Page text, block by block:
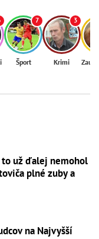
7
Šport
3
Krimi
to už ďalej nemohol
plné zuby a
na Najvyšší